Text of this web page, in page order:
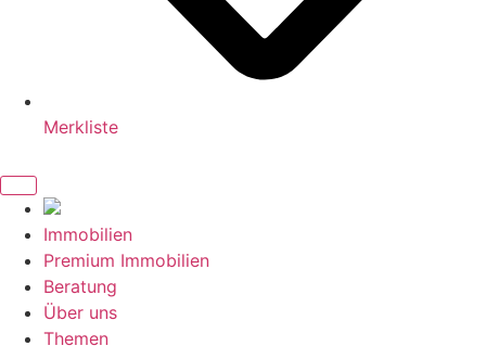
Merkliste
Immobilien
Premium Immobilien
Beratung
Über uns
Themen